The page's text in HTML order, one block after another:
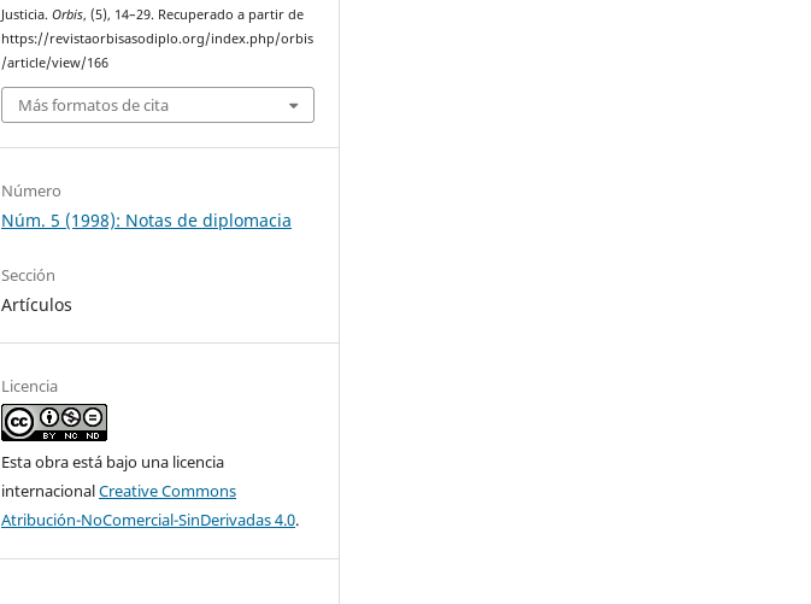
Justicia.Orbis, (5), 14–29. Recuperado a partir de
https://revistaorbisasodiplo.org/index.php/orbis
/article/view/166
Más formatos de cita
Número
Núm. 5 (1998): Notas de diplomacia
Sección
Artículos
Licencia
Esta obra está bajo una licencia
internacionalCreative Commons
Atribución-NoComercial-SinDerivadas 4.0.